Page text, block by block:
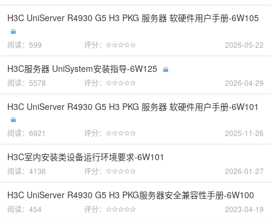
H3C UniServer R4930 G5 H3 PKG 服务器 软硬件用户手册-6W105
阅读：599 评分： 2026-05-22
H3C服务器 UniSystem安装指导-6W125
阅读：5578 评分： 2026-04-29
H3C UniServer R4930 G5 H3 PKG 服务器 软硬件用户手册-6W101
阅读：6921 评分： 2025-11-26
H3C室内安装类设备运行环境要求-6W101
阅读：4136 评分： 2026-01-27
H3C UniServer R4930 G5 H3 PKG服务器安全兼容性手册-6W100
阅读：454 评分： 2023-04-19